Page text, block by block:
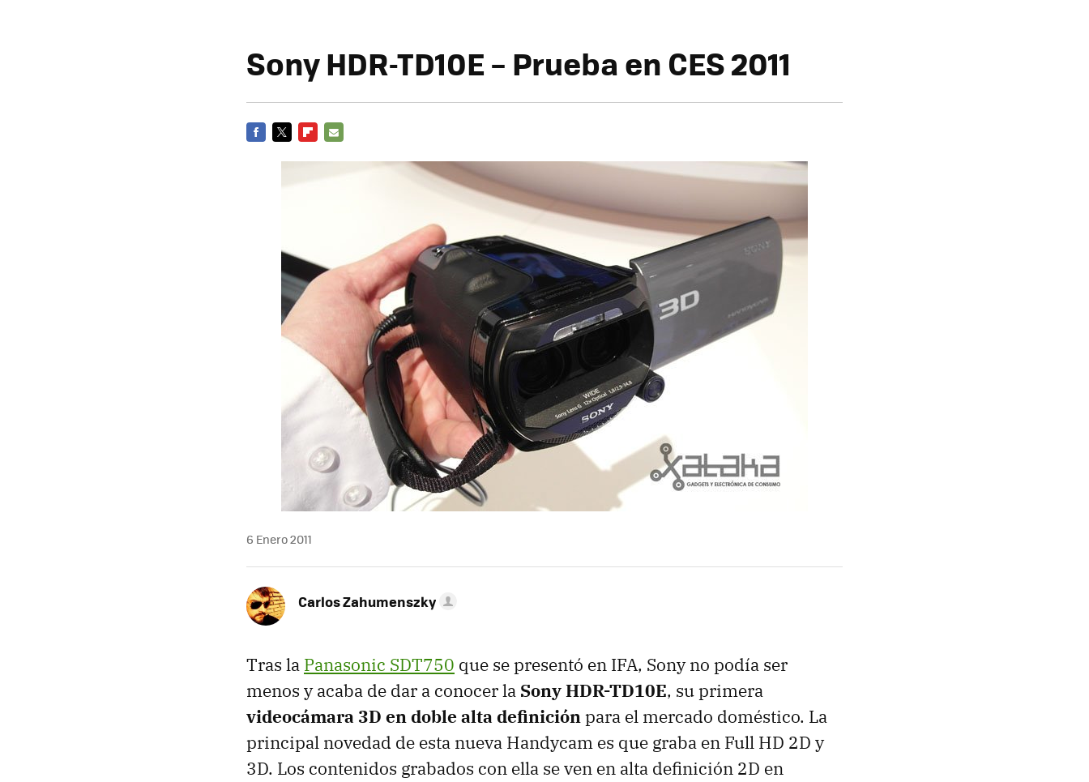
Sony HDR-TD10E – Prueba en CES 2011
6 Enero 2011
Carlos Zahumenszky
Tras la Panasonic SDT750 que se presentó en IFA, Sony no podía ser
menos y acaba de dar a conocer la Sony HDR-TD10E, su primera
videocámara 3D en doble alta definiciónpara el mercado doméstico. La
principal novedad de esta nueva Handycam es que graba en Full HD 2D y
3D. Los contenidos grabados con ella se ven en alta definición 2D en